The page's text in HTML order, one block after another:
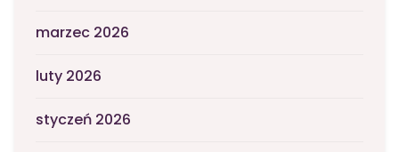
marzec 2026
luty 2026
styczeń 2026